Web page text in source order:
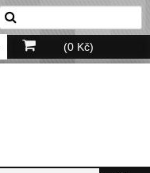
(0 Kč)